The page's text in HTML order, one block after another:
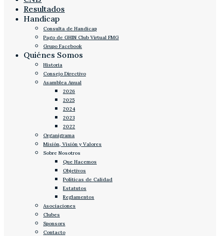
Resultados
Handicap
Consulta de Handicap
Pago de GHIN Club Virtual FMG
Grupo Facebook
Quiénes Somos
Historia
Consejo Directivo
Asamblea Anual
2026
2025
2024
2023
2022
Organigrama
Misión, Visión y Valores
Sobre Nosotros
Que Hacemos
Objetivos
Políticas de Calidad
Estatutos
Reglamentos
Asociaciones
Clubes
Sponsors
Contacto